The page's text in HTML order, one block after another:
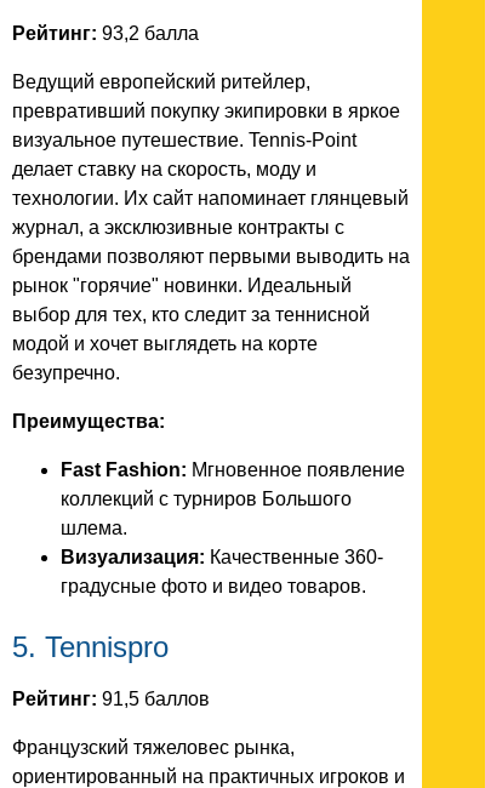
Рейтинг: 93,2 балла
Ведущий европейский ритейлер,
превративший покупку экипировки в яркое
визуальное путешествие. Tennis-Point
делает ставку на скорость, моду и
технологии. Их сайт напоминает глянцевый
журнал, а эксклюзивные контракты с
брендами позволяют первыми выводить на
рынок "горячие" новинки. Идеальный
выбор для тех, кто следит за теннисной
модой и хочет выглядеть на корте
безупречно.
Преимущества:
Fast Fashion: Мгновенное появление
коллекций с турниров Большого
шлема.
Визуализация: Качественные 360-
градусные фото и видео товаров.
5. Tennispro
Рейтинг: 91,5 баллов
Французский тяжеловес рынка,
ориентированный на практичных игроков и